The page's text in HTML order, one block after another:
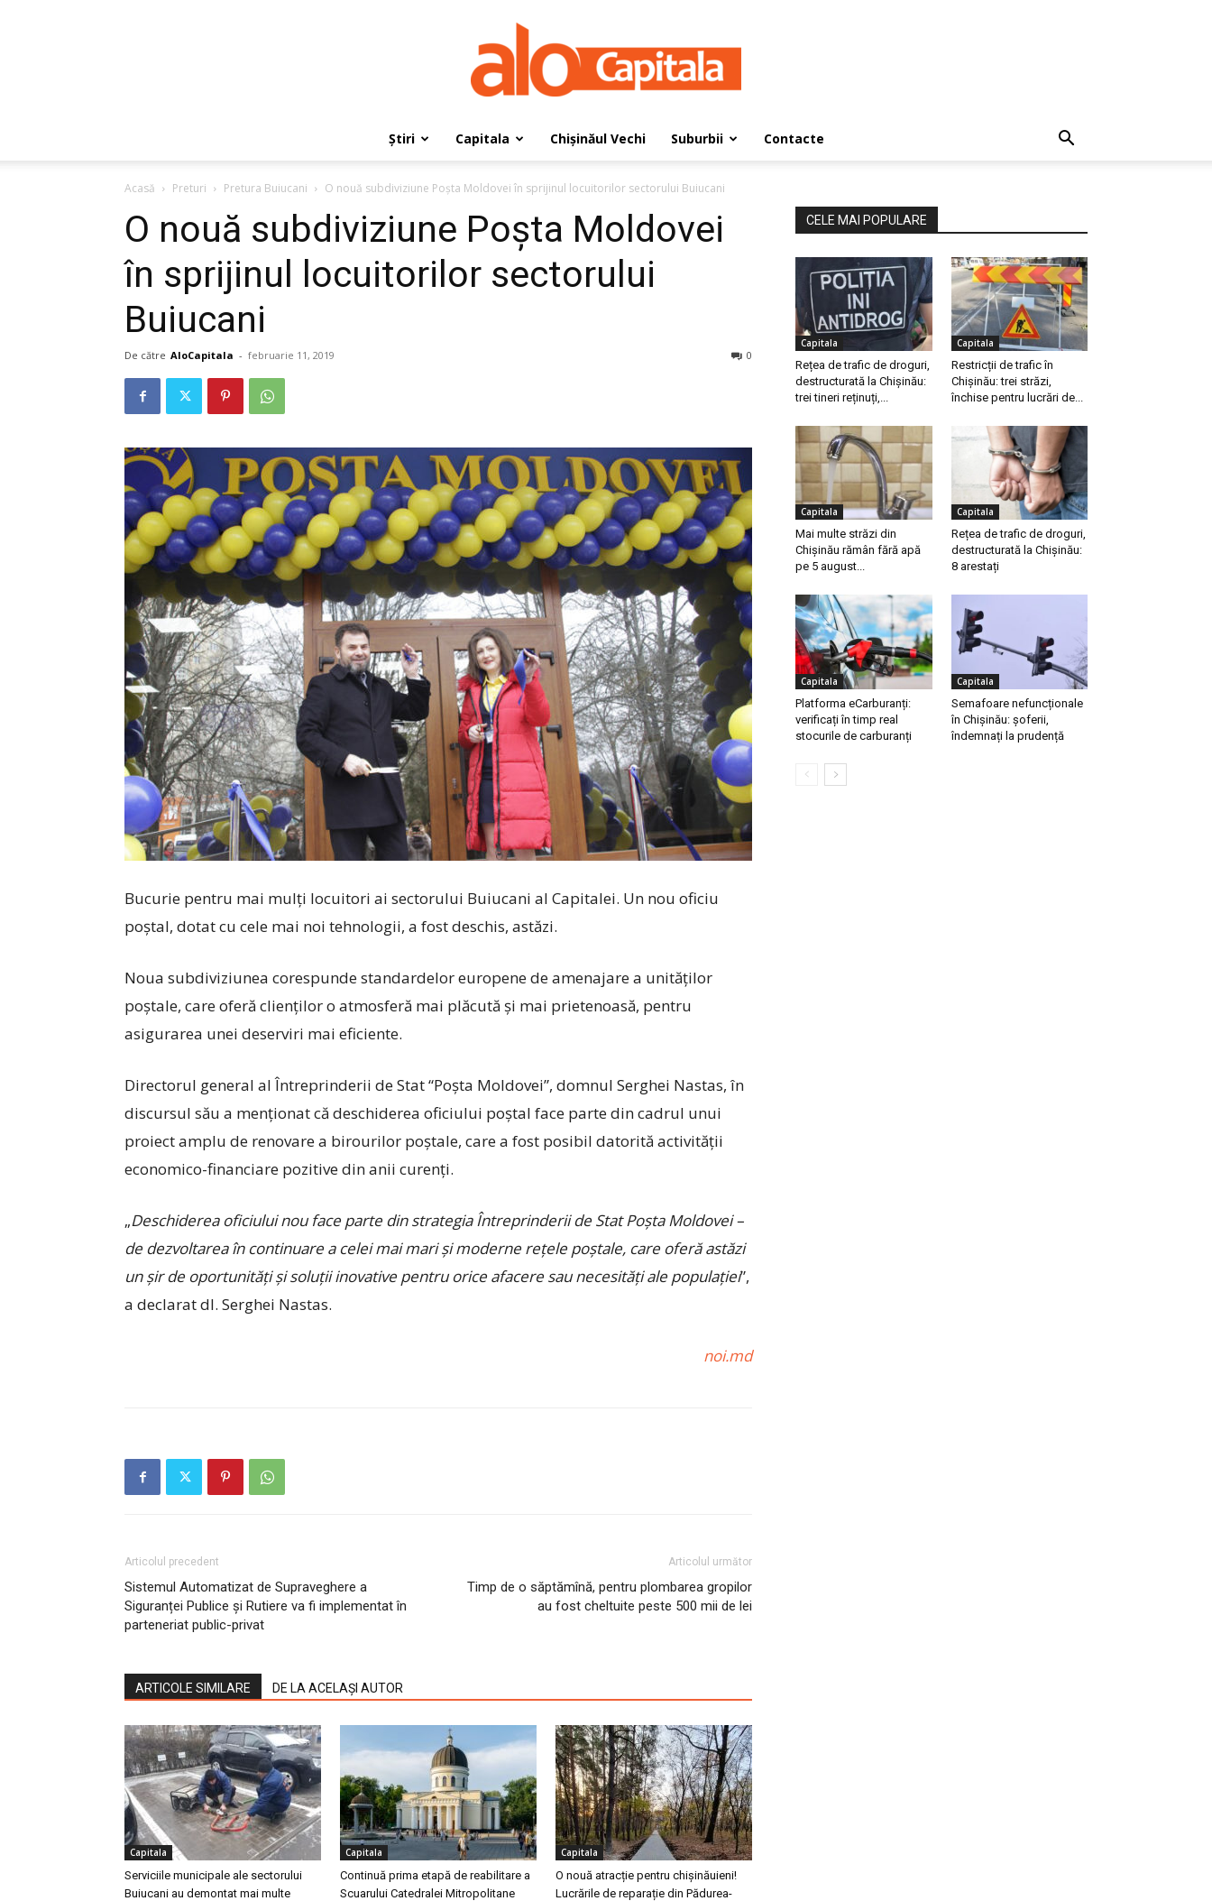
Știri Capitala Chișinăul Vechi Suburbii Contacte
Acasă Preturi Pretura Buiucani O nouă subdiviziune Poșta Moldovei în sprijinul locuitorilor sectorului Buiucani
O nouă subdiviziune Poșta Moldovei
în sprijinul locuitorilor sectorului
Buiucani
De către AloCapitala - februarie 11, 2019 0
Bucurie pentru mai mulţi locuitori ai sectorului Buiucani al Capitalei. Un nou oficiu
poștal, dotat cu cele mai noi tehnologii, a fost deschis, astăzi.
Noua subdiviziunea corespunde standardelor europene de amenajare a unităţilor
poștale, care oferă clienţilor o atmosferă mai plăcută şi mai prietenoasă, pentru
asigurarea unei deserviri mai eficiente.
Directorul general al Întreprinderii de Stat “Poșta Moldovei”, domnul Serghei Nastas, în
discursul său a menţionat că deschiderea oficiului poștal face parte din cadrul unui
proiect amplu de renovare a birourilor poștale, care a fost posibil datorită activității
economico-financiare pozitive din anii curenți.
„Deschiderea oficiului nou face parte din strategia Întreprinderii de Stat Poșta Moldovei –
de dezvoltarea în continuare a celei mai mari şi moderne reţele poștale, care oferă astăzi
un şir de oportunităţi şi soluţii inovative pentru orice afacere sau necesităţi ale populaţiei”,
a declarat dl. Serghei Nastas.
noi.md
Articolul precedent
Sistemul Automatizat de Supraveghere a
Siguranței Publice și Rutiere va fi implementat în
parteneriat public-privat
Articolul următor
Timp de o săptămînă, pentru plombarea gropilor
au fost cheltuite peste 500 mii de lei
ARTICOLE SIMILARE DE LA ACELAȘI AUTOR
Capitala
Serviciile municipale ale sectorului
Buiucani au demontat mai multe
Capitala
Continuă prima etapă de reabilitare a
Scuarului Catedralei Mitropolitane
Capitala
O nouă atracție pentru chișinăuieni!
Lucrările de reparație din Pădurea-
CELE MAI POPULARE
Capitala
Rețea de trafic de droguri,
destructurată la Chișinău:
trei tineri reținuți,...
Capitala
Restricții de trafic în
Chișinău: trei străzi,
închise pentru lucrări de...
Capitala
Mai multe străzi din
Chișinău rămân fără apă
pe 5 august...
Capitala
Rețea de trafic de droguri,
destructurată la Chișinău:
8 arestați
Capitala
Platforma eCarburanți:
verificați în timp real
stocurile de carburanți
Capitala
Semafoare nefuncționale
în Chișinău: șoferii,
îndemnați la prudență